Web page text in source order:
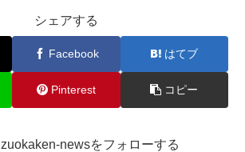
シェアする
Facebook はてブ
Pinterest コピー
newsをフォローする